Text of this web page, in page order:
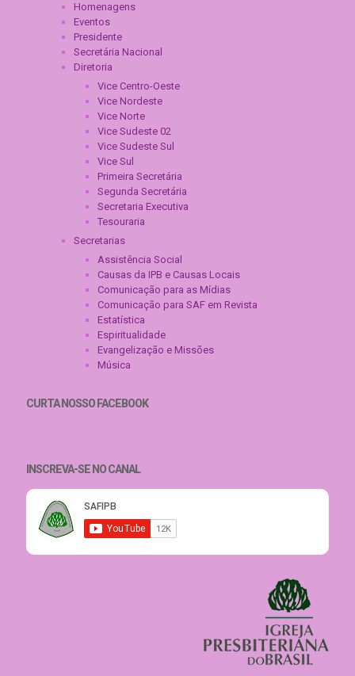
Homenagens
Eventos
Presidente
Secretária Nacional
Diretoria
Vice Centro-Oeste
Vice Nordeste
Vice Norte
Vice Sudeste 02
Vice Sudeste Sul
Vice Sul
Primeira Secretária
Segunda Secretária
Secretaria Executiva
Tesouraria
Secretarias
Assistência Social
Causas da IPB e Causas Locais
Comunicação para as Mídias
Comunicação para SAF em Revista
Estatística
Espiritualidade
Evangelização e Missões
Música
CURTA NOSSO FACEBOOK
INSCREVA-SE NO CANAL